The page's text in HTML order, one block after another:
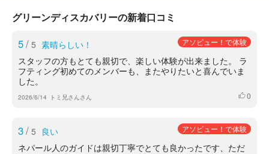
グリーンディスカバリーの新着口コミ
5/ 5 素晴らしい！ アソビュー！で体験
スタッフの方もとても親切で、楽しい体験が出来ました。 ラ
フティング初めてのメンバーも、またやりたいと喜んでいま
した。
2026/6/14 トミ兄さんさん いいね
0
3/ 5 良い アソビュー！で体験
ネパール人のガイドは親切丁寧でとても良かったです、ただ